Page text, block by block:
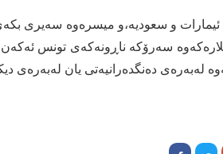
و سعودیە،و میسرەوە سەیری
سەرۆکە ناڕونەکەی تونس
لەبەرەی دەنگدەرانیەتی یان لەبەرەی